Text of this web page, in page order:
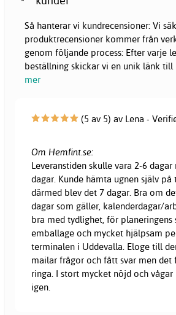
Så hanterar vi kundrecensioner: Vi
produktrecensioner kommer från
genom följande process: Efter varje
beställning skickar vi en unik länk till
mer
(5 av 5) av Lena -
Om Hemfint.se:
Leveranstiden skulle vara 2-6 dagar
dagar. Kunde hämta ugnen själv
därmed blev det 7 dagar. Bra om
dagar som gäller, kalenderdagar/
bra med tydlighet, för planeringens
emballage och mycket hjälpsam
terminalen i Uddevalla. Eloge till
mailar frågor och fått svar men det
ringa. I stort mycket nöjd och vågar
igen.